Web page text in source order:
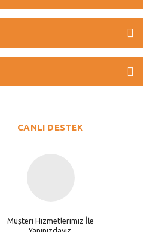
CANLI DESTEK
Müşteri Hizmetlerimiz İle
Yanınızdayız.